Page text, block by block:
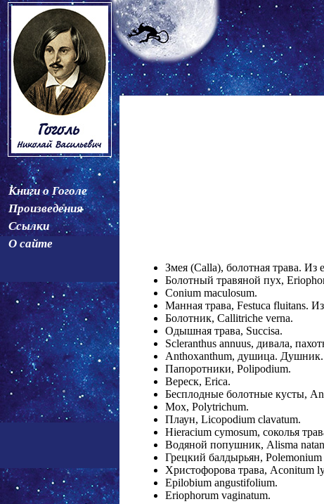
Книги о Гоголе
Произведения
Ссылки
О сайте
Змея (Calla), болотная трава.
Болотный травяной пух,
Conium maculosum.
Манная трава, Festuca fluitans.
Болотник, Callitriche verna.
Одышная трава, Succisa.
Scleranthus annuus, дивала,
Anthoxanthum, душица. Душник.
Папоротники, Polipodium.
Вереск, Erica.
Бесплодные болотные кусты,
Мох, Polytrichum.
Плаун, Licopodium clavatum.
Hieracium cymosum, соколья
Водяной попушник, Alisma
Грецкий балдырьян, Polemonium
Христофорова трава, Aconitum
Epilobium angustifolium.
Eriophorum vaginatum.